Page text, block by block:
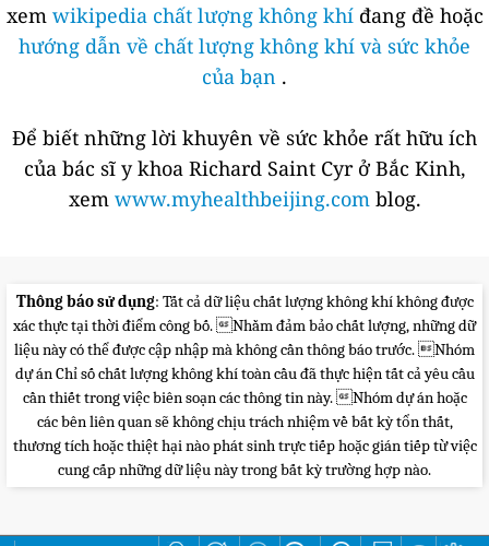
xem wikipedia chất lượng không khíđang đề hoặc
hướng dẫn về chất lượng không khí và sức khỏe
của bạn .
Để biết những lời khuyên về sức khỏe rất hữu ích
của bác sĩ y khoa Richard Saint Cyr ở Bắc Kinh,
xem www.myhealthbeijing.com blog.
Thông báo sử dụng: Tất cả dữ liệu chất lượng không khí không được
xác thực tại thời điểm công bố. Nhằm đảm bảo chất lượng, những dữ
liệu này có thể được cập nhập mà không cần thông báo trước. Nhóm
dự án Chỉ số chất lượng không khí toàn cầu đã thực hiện tất cả yêu cầu
cần thiết trong việc biên soạn các thông tin này. Nhóm dự án hoặc
các bên liên quan sẽ không chịu trách nhiệm về bất kỳ tổn thất,
thương tích hoặc thiệt hại nào phát sinh trực tiếp hoặc gián tiếp từ việc
cung cấp những dữ liệu này trong bất kỳ trường hợp nào.